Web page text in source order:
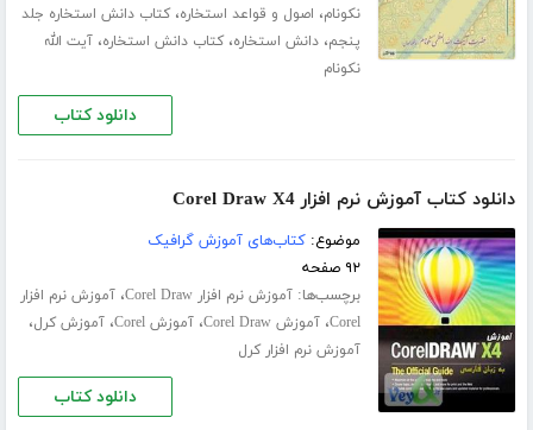
نکونام، اصول و قواعد استخاره،کتاب دانش استخاره جلد
پنجم،دانش استخاره،کتاب دانش استخاره،آیت الله
نکونام
دانلود کتاب
دانلود کتاب آموزش نرم افزار Corel Draw X4
موضوع:کتاب‌های آموزش گرافیک
۹۲ صفحه
برچسب‌ها:آموزش نرم افزار Corel Draw ،آموزش نرم افزار
Corel،آموزش Corel Draw ،آموزش Corel ،آموزش کرل،
آموزش نرم افزار کرل
دانلود کتاب